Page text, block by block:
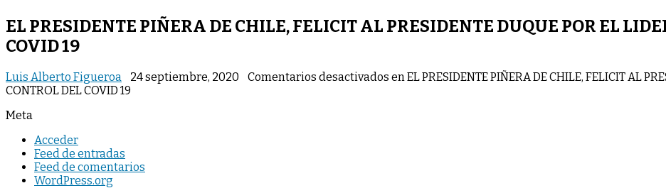
EL PRESIDENTE PIÑERA DE CHILE, FELICIT AL PRESIDENTE DUQUE POR EL
COVID 19
Luis Alberto Figueroa 24 septiembre, 2020 Comentarios desactivados en EL PRESIDENTE PIÑERA DE CHILE, FELICIT AL
CONTROL DEL COVID 19
Meta
Acceder
Feed de entradas
Feed de comentarios
WordPress.org